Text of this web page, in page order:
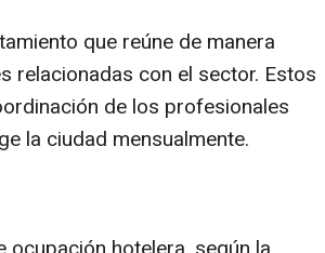
que reúne de manera
relacionadas con el sector. Estos
de los profesionales
la ciudad mensualmente.